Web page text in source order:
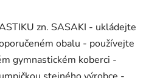
zn. SASAKI - ukládejte
obalu - používejte
gymnastickém koberci -